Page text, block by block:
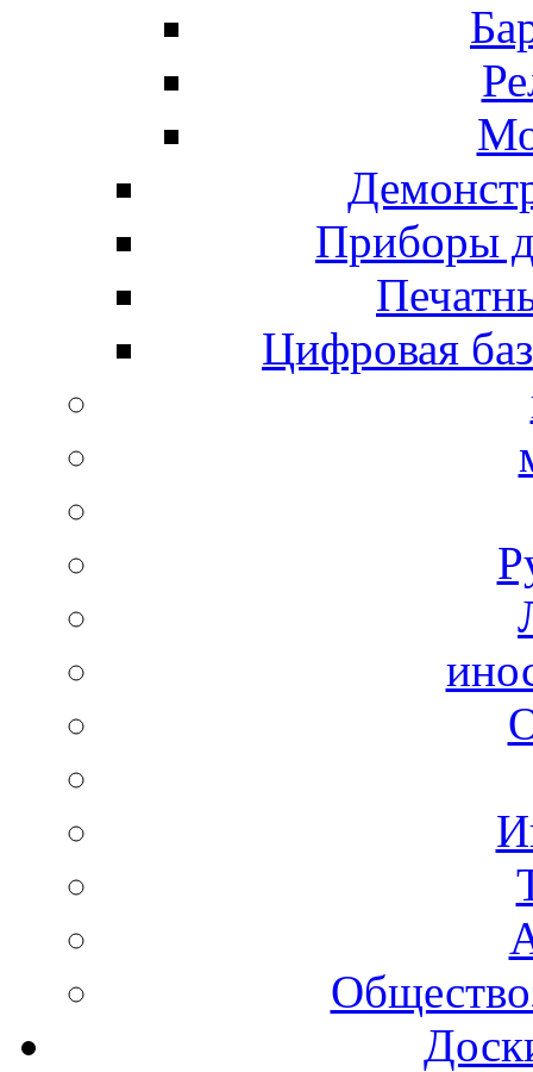
Приборы
Цифровая